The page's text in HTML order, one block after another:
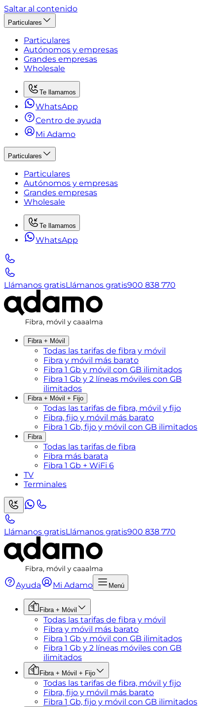
Saltar al contenido
Particulares
Particulares
Autónomos y empresas
Grandes empresas
Wholesale
Te llamamos
WhatsApp
Centro de ayuda
Mi Adamo
Particulares
Particulares
Autónomos y empresas
Grandes empresas
Wholesale
Te llamamos
WhatsApp
Llámanos gratisLlámanos gratis900 838 770
Fibra + Móvil
Todas las tarifas de fibra y móvil
Fibra y móvil más barato
Fibra 1 Gb y móvil con GB ilimitados
Fibra 1 Gb y 2 líneas móviles con GB
ilimitados
Fibra + Móvil + Fijo
Todas las tarifas de fibra, móvil y fijo
Fibra, fijo y móvil más barato
Fibra 1 Gb, fijo y móvil con GB ilimitados
Fibra
Todas las tarifas de fibra
Fibra más barata
Fibra 1 Gb + WiFi 6
TV
Terminales
Llámanos gratisLlámanos gratis900 838 770
Ayuda Mi Adamo Menú
Fibra + Móvil
Todas las tarifas de fibra y móvil
Fibra y móvil más barato
Fibra 1 Gb y móvil con GB ilimitados
Fibra 1 Gb y 2 líneas móviles con GB
ilimitados
Fibra + Móvil + Fijo
Todas las tarifas de fibra, móvil y fijo
Fibra, fijo y móvil más barato
Fibra 1 Gb, fijo y móvil con GB ilimitados